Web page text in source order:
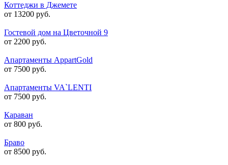
Коттеджи в Джемете
от 13200 руб.
Гостевой дом на Цветочной 9
от 2200 руб.
Апартаменты AppartGold
от 7500 руб.
Апартаменты VA`LENTI
от 7500 руб.
Караван
от 800 руб.
Браво
от 8500 руб.